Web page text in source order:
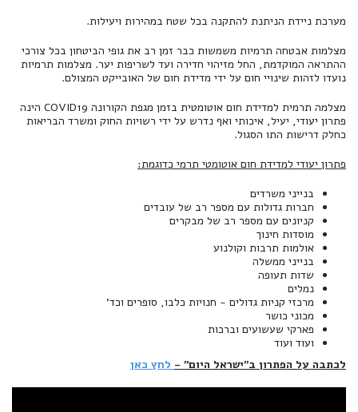
מערכת ניידת הניתנת להתקנה בכל שטח במהירות ויעילות.
מצלמות אבטחה תרמיות משמשות כבר זמן רב את גופי הביטחון בכל צורכי
ההתראה המוקדמת, החל מזיהוי חדירה ועד לשריפות יער. מצלמות תרמיות
נועדו לזהות שינויי חום על ידי מדידת חום של האובייקט המצולם.
מצלמה תרמית למדידת חום אוטומטית בזמן מגפת הקורונה COVID19 הינה
פתרון יעודי, יעיל, איכותי ואף נדרש על ידי רשויות החוק ומשרד הבריאות
כחלק דרישות התו הסגול.
פתרון יעודי למדידת חום אוטומטי תרמי כדוגמת:
בנייני משרדים
חברות גדולות עם מספר רב של עובדים
קניונים עם מספר רב של מבקרים
מוסדות חינוך
אולמות תרבות וקולנוע
בנייני ממשלה
שדות תעופה
נמלים
מרכזי קניות גדולים - חנויות כלבו, סופרים וכד'
מכוני כושר
פארקי שעשועים וברכות
ועוד ועוד
לכתבה על הפתרון ב"ישראל היום" - לחץ כאן